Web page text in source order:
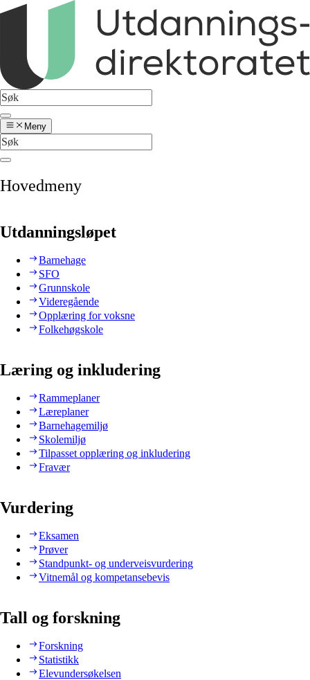
Meny
Hovedmeny
Utdanningsløpet
Barnehage
SFO
Grunnskole
Videregående
Opplæring for voksne
Folkehøgskole
Læring og inkludering
Rammeplaner
Læreplaner
Barnehagemiljø
Skolemiljø
Tilpasset opplæring og inkludering
Fravær
Vurdering
Eksamen
Prøver
Standpunkt- og underveisvurdering
Vitnemål og kompetansebevis
Tall og forskning
Forskning
Statistikk
Elevundersøkelsen